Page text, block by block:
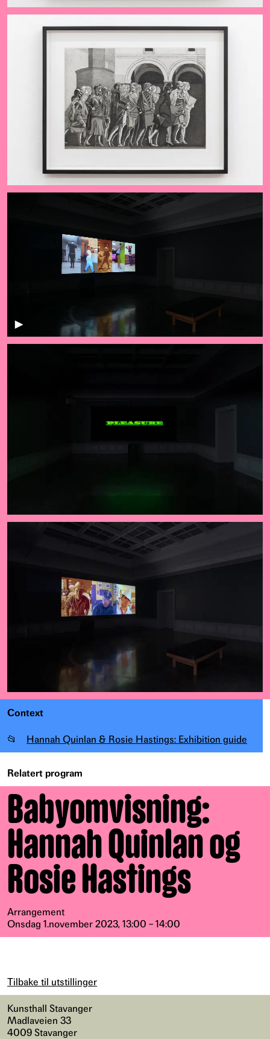
Context
📂 Hannah Quinlan & Rosie Hastings: Exhibition guide
Relatert program
Babyomvisning:
Hannah Quinlan og
Rosie Hastings
Arrangement
Onsdag 1.november 2023, 13:00 – 14:00
Tilbake til utstillinger
Kunsthall Stavanger
Madlaveien 33
4009 Stavanger